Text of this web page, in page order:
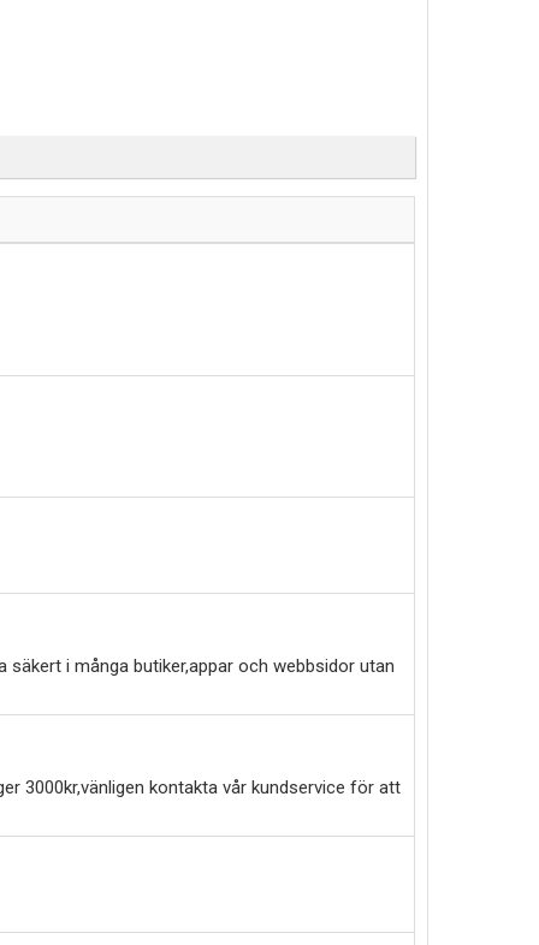
säkert i många butiker,appar och webbsidor utan
3000kr,vänligen kontakta vår kundservice för att